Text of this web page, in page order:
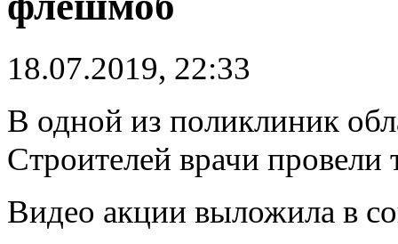
18.07.2019, 22:33
В одной из поликлиник
Строителей врачи
Видео акции выложила в